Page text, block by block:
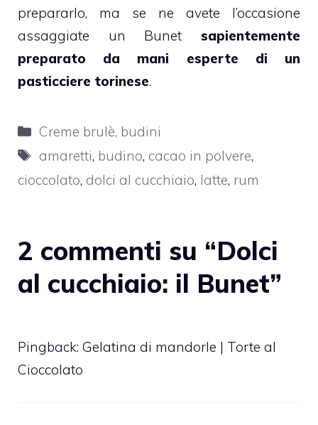
prepararlo, ma se ne avete l’occasione
assaggiate un Bunet
sapientemente
preparato da mani esperte di un
pasticciere torinese.
Categorie
Creme brulè, budini
Tag
amaretti, budino, cacao in polvere,
cioccolato, dolci al cucchiaio, latte, rum
2 commenti su “Dolci
al cucchiaio: il Bunet”
Pingback: Gelatina di mandorle | Torte al
Cioccolato